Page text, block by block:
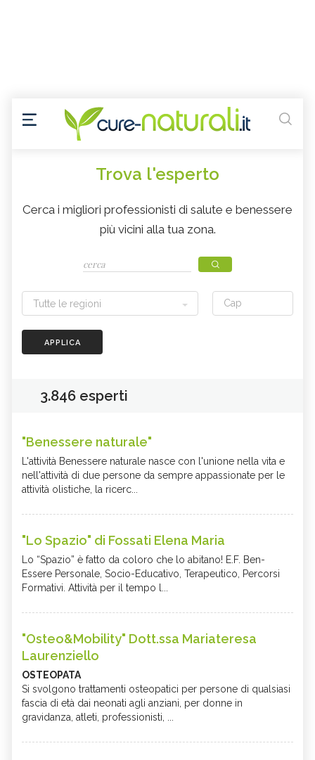
Trova l'esperto
Cerca i migliori professionisti di salute e benessere
più vicini alla tua zona.
Tutte le regioni
APPLICA
3.846 esperti
"Benessere naturale"
L'attività Benessere naturale nasce con l'unione nella vita e
nell'attività di due persone da sempre appassionate per le
attività olistiche, la ricerc...
"Lo Spazio" di Fossati Elena Maria
Lo “Spazio” è fatto da coloro che lo abitano! E.F. Ben-
Essere Personale, Socio-Educativo, Terapeutico, Percorsi
Formativi. Attività per il tempo l...
"Osteo&Mobility" Dott.ssa Mariateresa
Laurenziello
OSTEOPATA
Si svolgono trattamenti osteopatici per persone di qualsiasi
fascia di età dai neonati agli anziani, per donne in
gravidanza, atleti, professionisti, ...